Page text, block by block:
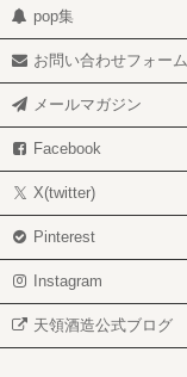
pop集
お問い合わせフォーム
メールマガジン
Facebook
X(twitter)
Pinterest
Instagram
天領酒造公式ブログ